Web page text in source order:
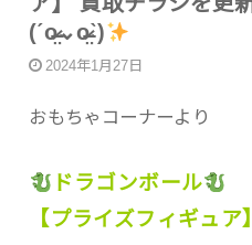
(ˊo̴̶̷̤⌄o̴̶̷̤ˋ)
2024年1月27日
おもちゃコーナーより
ドラゴンボール
【プライズフィギュア】